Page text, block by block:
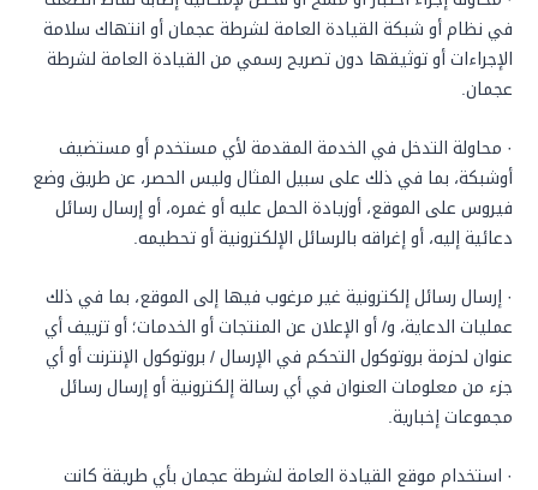
في نظام أو شبكة القيادة العامة لشرطة عجمان أو انتهاك سلامة
الإجراءات أو توثيقها دون تصريح رسمي من القيادة العامة لشرطة
عجمان.
· محاولة التدخل في الخدمة المقدمة لأي مستخدم أو مستضيف
أوشبكة، بما في ذلك على سبيل المثال وليس الحصر، عن طريق وضع
فيروس على الموقع، أوزيادة الحمل عليه أو غمره، أو إرسال رسائل
دعائية إليه، أو إغراقه بالرسائل الإلكترونية أو تحطيمه.
· إرسال رسائل إلكترونية غير مرغوب فيها إلى الموقع، بما في ذلك
عمليات الدعاية، و/ أو الإعلان عن المنتجات أو الخدمات؛ أو تزييف أي
عنوان لحزمة بروتوكول التحكم في الإرسال / بروتوكول الإنترنت أو أي
جزء من معلومات العنوان في أي رسالة إلكترونية أو إرسال رسائل
مجموعات إخبارية.
· استخدام موقع القيادة العامة لشرطة عجمان بأي طريقة كانت